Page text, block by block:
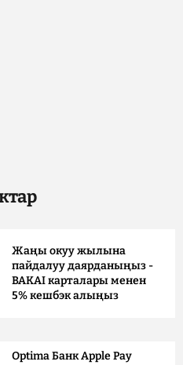
Жаңы окуу жылына
пайдалуу даярданыңыз -
BAKAI карталары менен
5% кешбэк алыңыз
Optima Банк Apple Pay